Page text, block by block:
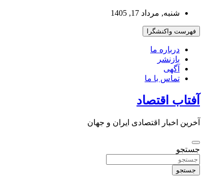
بروید
شنبه, مرداد 17, 1405
فهرست واکنشگرا
درباره ما
بازنشر
آگهی
تماس با ما
آفتاب اقتصاد
آخرین اخبار اقتصادی ایران و جهان
جستجو
جستجو